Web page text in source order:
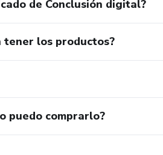
de la mano de la Academia #1
de Conclusión digital?
tener los productos?
puedo comprarlo?